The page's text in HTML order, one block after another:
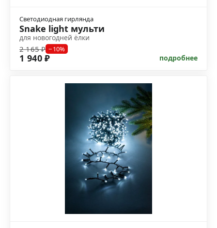
Светодиодная гирлянда
Snake light мульти
для новогодней ёлки
2 165 ₽ −10%
1 940 ₽ подробнее